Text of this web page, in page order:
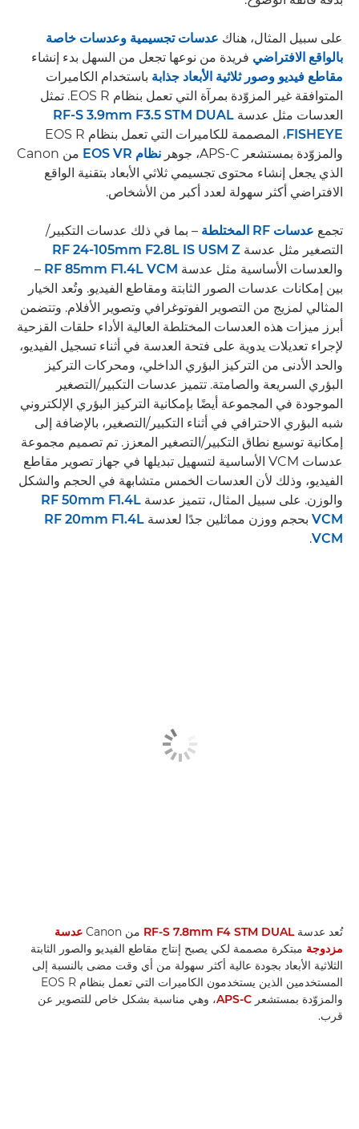
على سبيل المثال، هناك عدسات تجسيمية وعدسات خاصة
بالواقع الافتراضي فريدة من نوعها تجعل من السهل بدء إنشاء
مقاطع فيديو وصور ثلاثية الأبعاد جذابة باستخدام الكاميرات
المتوافقة غير المزوّدة بمرآة التي تعمل بنظام EOS R. تمثل
العدسات مثل عدسة RF-S 3.9mm F3.5 STM DUAL
FISHEYE
، المصممة للكاميرات التي تعمل بنظام EOS R
والمزوّدة بمستشعر APS-C، جوهر
نظام EOS VR
من Canon
الذي يجعل إنشاء محتوى تجسيمي ثلاثي الأبعاد بتقنية الواقع
الافتراضي أكثر سهولة لعدد أكبر من الأشخاص.
تجمع عدسات RF المختلطة
– بما في ذلك عدسات التكبير/
التصغير مثل عدسة RF 24-105mm F2.8L IS USM Z
والعدسات الأساسية مثل عدسة RF 85mm F1.4L VCM
–
بين إمكانات عدسات الصور الثابتة ومقاطع الفيديو. وتُعد الخيار
المثالي لمزيج من التصوير الفوتوغرافي وتصوير الأفلام. وتتضمن
أبرز ميزات هذه العدسات المختلطة العالية الأداء حلقات القزحية
لإجراء تعديلات يدوية على فتحة العدسة في أثناء تسجيل الفيديو،
والحد الأدنى من التركيز البؤري الداخلي، ومحركات التركيز
البؤري السريعة والصامتة. تتميز عدسات التكبير/التصغير
الموجودة في المجموعة أيضًا بإمكانية التركيز البؤري الإلكتروني
شبه البؤري الاحترافي في أثناء التكبير/التصغير، بالإضافة إلى
إمكانية توسيع نطاق التكبير/التصغير المعزز. تم تصميم مجموعة
عدسات VCM الأساسية لتسهيل تبديلها في جهاز تصوير مقاطع
الفيديو، وذلك لأن العدسات الخمس متشابهة في الحجم والشكل
والوزن. على سبيل المثال، تتميز عدسة RF 50mm F1.4L
VCM بحجم ووزن مماثلين جدًا لعدسة RF 20mm F1.4L
VCM
.
تُعد عدسةRF-S 7.8mm F4 STM DUAL من Canon
عدسة
مزدوجة مبتكرة مصممة لكي يصبح إنتاج مقاطع الفيديو والصور الثابتة
الثلاثية الأبعاد بجودة عالية أكثر سهولة من أي وقت مضى بالنسبة إلى
المستخدمين الذين يستخدمون الكاميرات التي تعمل بنظام EOS R
والمزوّدة بمستشعر APS-C، وهي مناسبة بشكل خاص للتصوير عن
قرب.